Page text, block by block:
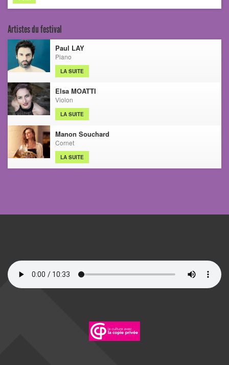
Artistes du festival
Paul LAY
Piano
LA SUITE
Elsa MOATTI
Violon
LA SUITE
Manon Souchard
Cornet
LA SUITE